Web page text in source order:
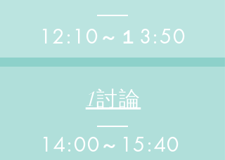
12:10～１3:50
1討論
14:00～15:40